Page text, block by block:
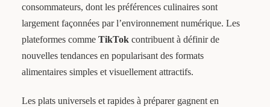
consommateurs, dont les préférences culinaires sont
largement façonnées par l’environnement numérique. Les
plateformes comme TikTokcontribuent à définir de
nouvelles tendances en popularisant des formats
alimentaires simples et visuellement attractifs.
Les plats universels et rapides à préparer gagnent en